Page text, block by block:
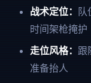
战术定位：
时间架枪掩护
走位风格： 跟
准备抬人